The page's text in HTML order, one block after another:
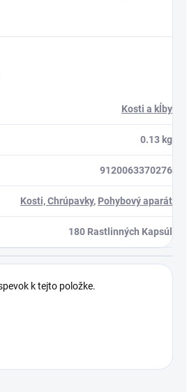
Kosti a kĺby
0.13 kg
9120063370276
Kosti, Chrúpavky, Pohybový aparát
180 Rastlinných Kapsúl
k tejto položke.